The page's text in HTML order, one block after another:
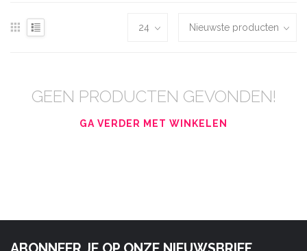
GEEN PRODUCTEN GEVONDEN!
GA VERDER MET WINKELEN